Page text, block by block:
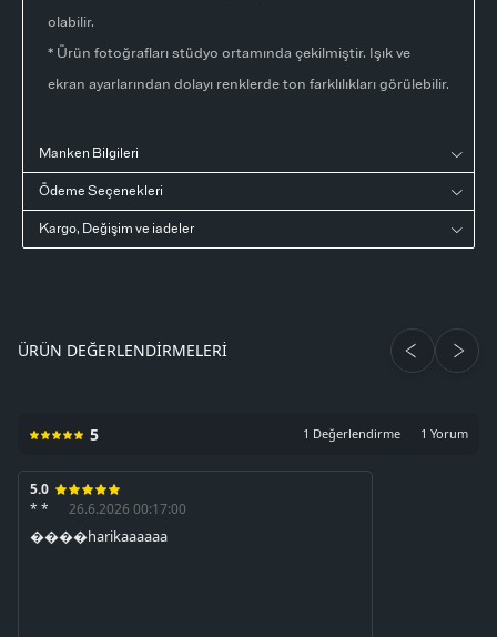
olabilir.
* Ürün fotoğrafları stüdyo ortamında çekilmiştir. Işık ve
ekran ayarlarından dolayı renklerde ton farklılıkları görülebilir.
Manken Bilgileri
Ödeme Seçenekleri
Kargo, Değişim ve iadeler
ÜRÜN DEĞERLENDIRMELERI
5 1 Değerlendirme 1 Yorum
5.0
* *
26.6.2026 00:17:00
����harikaaaaaa